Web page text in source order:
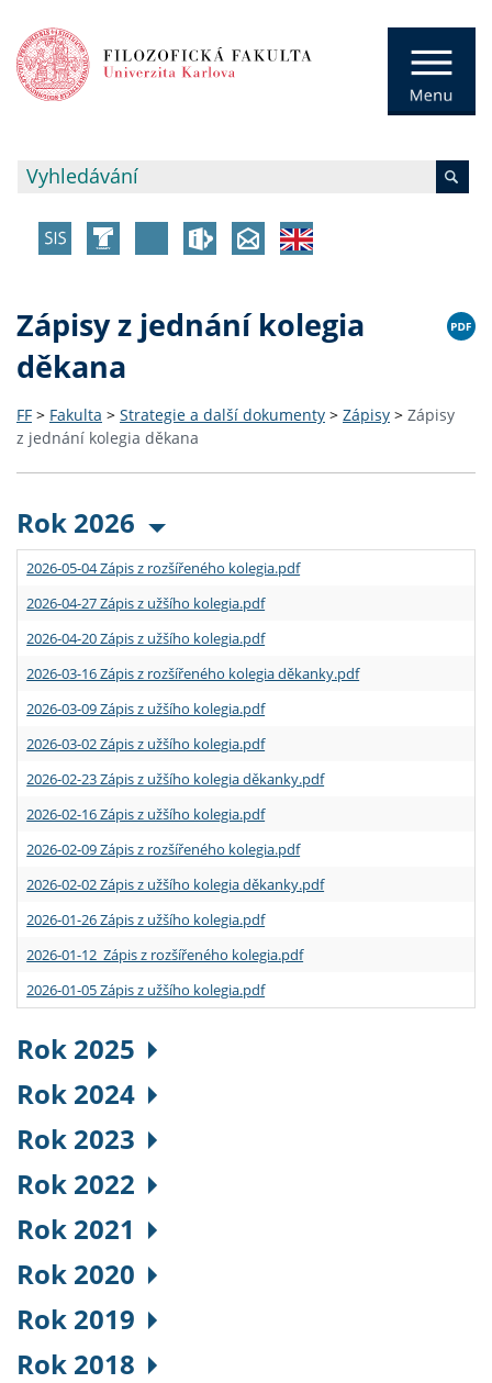
Zápisy z jednání kolegia
děkana
FF > Fakulta > Strategie a další dokumenty > Zápisy > Zápisy
z jednání kolegia děkana
Rok 2026
2026-05-04 Zápis z rozšířeného kolegia.pdf
2026-04-27 Zápis z užšího kolegia.pdf
2026-04-20 Zápis z užšího kolegia.pdf
2026-03-16 Zápis z rozšířeného kolegia děkanky.pdf
2026-03-09 Zápis z užšího kolegia.pdf
2026-03-02 Zápis z užšího kolegia.pdf
2026-02-23 Zápis z užšího kolegia děkanky.pdf
2026-02-16 Zápis z užšího kolegia.pdf
2026-02-09 Zápis z rozšířeného kolegia.pdf
2026-02-02 Zápis z užšího kolegia děkanky.pdf
2026-01-26 Zápis z užšího kolegia.pdf
2026-01-12 Zápis z rozšířeného kolegia.pdf
2026-01-05 Zápis z užšího kolegia.pdf
Rok 2025
Rok 2024
Rok 2023
Rok 2022
Rok 2021
Rok 2020
Rok 2019
Rok 2018